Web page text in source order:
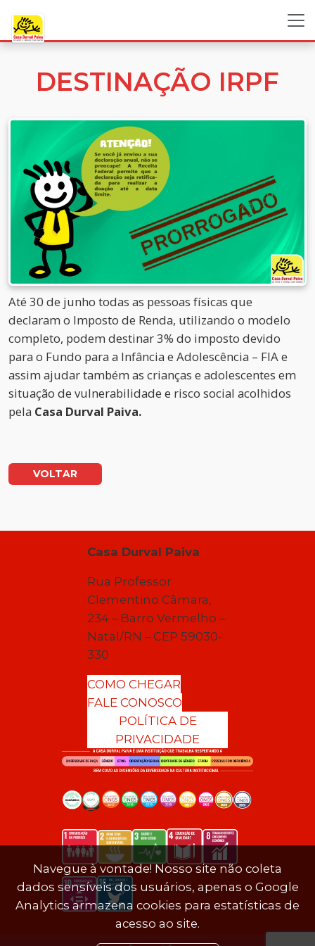
DESTINAÇÃO IRPF
Até 30 de junho todas as pessoas físicas que
declaram o Imposto de Renda, utilizando o modelo
completo, podem destinar 3% do imposto devido
para o Fundo para a Infância e Adolescência – FIA e
assim ajudar também as crianças e adolescentes em
situação de vulnerabilidade e risco social acolhidos
pela Casa Durval Paiva.
VOLTAR
Casa Durval Paiva
Rua Professor
Clementino Câmara,
234 – Barro Vermelho –
Natal/RN – CEP 59030-
330
COMO CHEGAR
FALE CONOSCO
POLÍTICA DE
PRIVACIDADE
Navegue à vontade! Nosso site não coleta
dados sensíveis dos usuários, apenas o Google
Analytics armazena cookies para estatísticas de
acesso ao site.